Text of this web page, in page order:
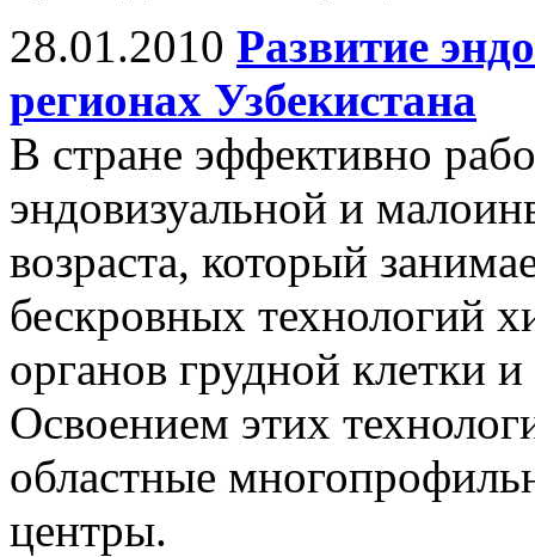
28.01.2010 Развитие
регионах Узбекистана
В стране эффективно
эндовизуальной и
возраста, который
бескровных технологий
органов грудной клетки
Освоением этих
областные
центры.